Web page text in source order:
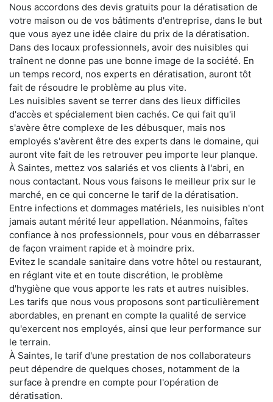
Nous accordons des devis gratuits pour la dératisation de
votre maison ou de vos bâtiments d'entreprise, dans le but
que vous ayez une idée claire du prix de la dératisation.
Dans des locaux professionnels, avoir des nuisibles qui
traînent ne donne pas une bonne image de la société. En
un temps record, nos experts en dératisation, auront tôt
fait de résoudre le problème au plus vite.
Les nuisibles savent se terrer dans des lieux difficiles
d'accès et spécialement bien cachés. Ce qui fait qu'il
s'avère être complexe de les débusquer, mais nos
employés s'avèrent être des experts dans le domaine, qui
auront vite fait de les retrouver peu importe leur planque.
À Saintes, mettez vos salariés et vos clients à l'abri, en
nous contactant. Nous vous faisons le meilleur prix sur le
marché, en ce qui concerne le tarif de la dératisation.
Entre infections et dommages matériels, les nuisibles n'ont
jamais autant mérité leur appellation. Néanmoins, faîtes
confiance à nos professionnels, pour vous en débarrasser
de façon vraiment rapide et à moindre prix.
Evitez le scandale sanitaire dans votre hôtel ou restaurant,
en réglant vite et en toute discrétion, le problème
d'hygiène que vous apporte les rats et autres nuisibles.
Les tarifs que nous vous proposons sont particulièrement
abordables, en prenant en compte la qualité de service
qu'exercent nos employés, ainsi que leur performance sur
le terrain.
À Saintes, le tarif d'une prestation de nos collaborateurs
peut dépendre de quelques choses, notamment de la
surface à prendre en compte pour l'opération de
dératisation.